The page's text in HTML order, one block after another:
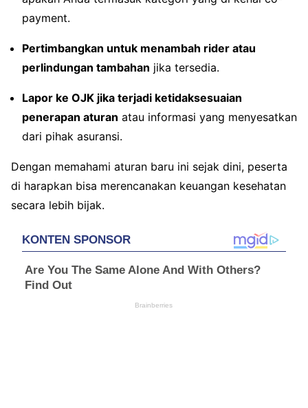
payment.
Pertimbangkan untuk menambah rider atau
perlindungan tambahan jika tersedia.
Lapor ke OJK jika terjadi ketidaksesuaian
penerapan aturan atau informasi yang menyesatkan
dari pihak asuransi.
Dengan memahami aturan baru ini sejak dini, peserta
di harapkan bisa merencanakan keuangan kesehatan
secara lebih bijak.